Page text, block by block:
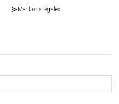
Mentions légales